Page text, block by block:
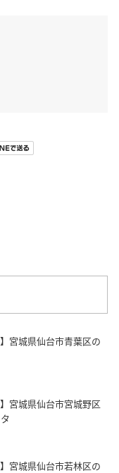
宮城県仙台市青葉区の
宮城県仙台市宮城野区
宮城県仙台市若林区の